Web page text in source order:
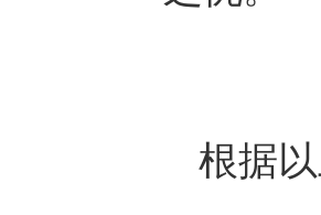
根据